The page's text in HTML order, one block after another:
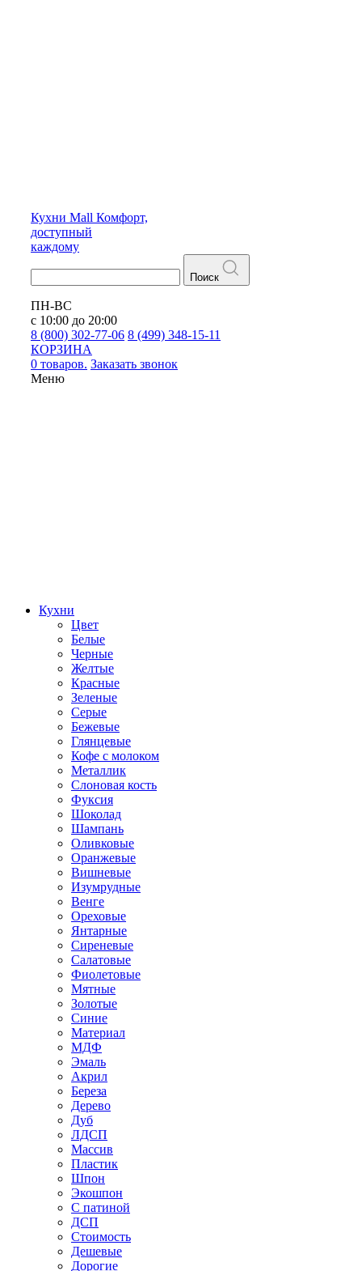
Кухни Mall Комфорт,
доступный
каждому
Поиск
ПН-ВС
с 10:00 до 20:00
8 (800) 302-77-06 8 (499) 348-15-11
КОРЗИНА
0 товаров. Заказать звонок
Меню
Кухни
Цвет
Белые
Черные
Желтые
Красные
Зеленые
Серые
Бежевые
Глянцевые
Кофе с молоком
Металлик
Слоновая кость
Фуксия
Шоколад
Шампань
Оливковые
Оранжевые
Вишневые
Изумрудные
Венге
Ореховые
Янтарные
Сиреневые
Салатовые
Фиолетовые
Мятные
Золотые
Синие
Материал
МДФ
Эмаль
Акрил
Береза
Дерево
Дуб
ЛДСП
Массив
Пластик
Шпон
Экошпон
С патиной
ДСП
Стоимость
Дешевые
Дорогие